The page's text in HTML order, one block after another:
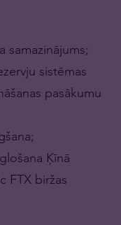
samazinājums;
sistēmas
pasākumu
Ķīnā
FTX biržas